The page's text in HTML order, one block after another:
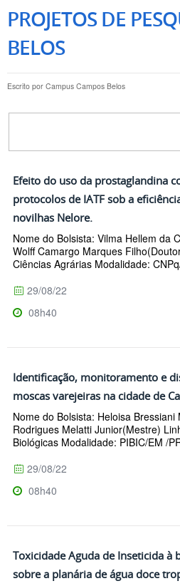
PROJETOS DE
BELOS
Escrito por Campus Campos Belos
Efeito do uso da prostaglandina
protocolos de IATF sob a
novilhas Nelore.
Nome do Bolsista: Vilma Hellem da
Wolff Camargo Marques
Ciências Agrárias Modalidade:
29/08/22
08h40
Identificação, monitoramento e
moscas varejeiras na cidade de
Nome do Bolsista: Heloisa
Rodrigues Melatti Junior(Mestre)
Biológicas Modalidade: PIBIC/EM /
29/08/22
08h40
Toxicidade Aguda de Inseticida à
sobre a planária de água doce